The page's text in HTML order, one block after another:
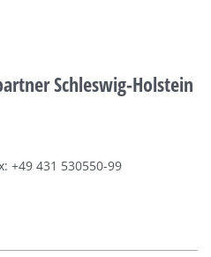
Schleswig-Holstein
431 530550-99